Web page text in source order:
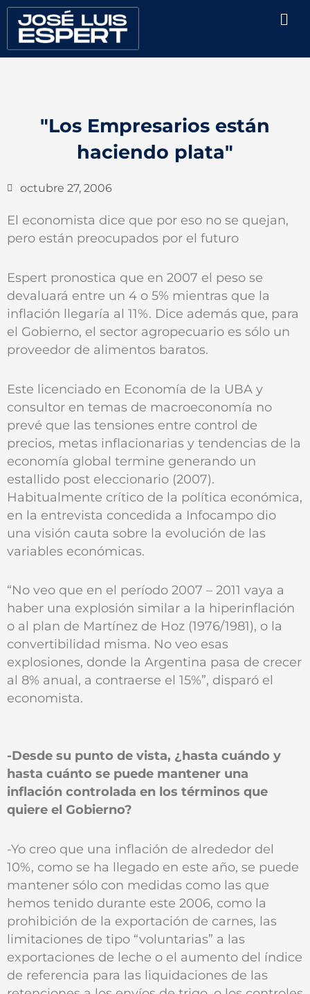
contenido
"Los Empresarios están
haciendo plata"
octubre 27, 2006
El economista dice que por eso no se quejan,
pero están preocupados por el futuro
Espert pronostica que en 2007 el peso se
devaluará entre un 4 o 5% mientras que la
inflación llegaría al 11%. Dice además que, para
el Gobierno, el sector agropecuario es sólo un
proveedor de alimentos baratos.
Este licenciado en Economía de la UBA y
consultor en temas de macroeconomía no
prevé que las tensiones entre control de
precios, metas inflacionarias y tendencias de la
economía global termine generando un
estallido post eleccionario (2007).
Habitualmente crítico de la política económica,
en la entrevista concedida a Infocampo dio
una visión cauta sobre la evolución de las
variables económicas.
“No veo que en el período 2007 – 2011 vaya a
haber una explosión similar a la hiperinflación
o al plan de Martínez de Hoz (1976/1981), o la
convertibilidad misma. No veo esas
explosiones, donde la Argentina pasa de crecer
al 8% anual, a contraerse el 15%”, disparó el
economista.
-Desde su punto de vista, ¿hasta cuándo y
hasta cuánto se puede mantener una
inflación controlada en los términos que
quiere el Gobierno?
-Yo creo que una inflación de alrededor del
10%, como se ha llegado en este año, se puede
mantener sólo con medidas como las que
hemos tenido durante este 2006, como la
prohibición de la exportación de carnes, las
limitaciones de tipo “voluntarias” a las
exportaciones de leche o el aumento del índice
de referencia para las liquidaciones de las